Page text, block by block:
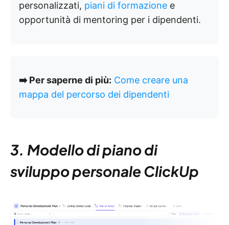
personalizzati, piani di formazione e
opportunità di mentoring per i dipendenti.
➡️ Per saperne di più: Come creare una
mappa del percorso dei dipendenti
3. Modello di piano di
sviluppo personale ClickUp